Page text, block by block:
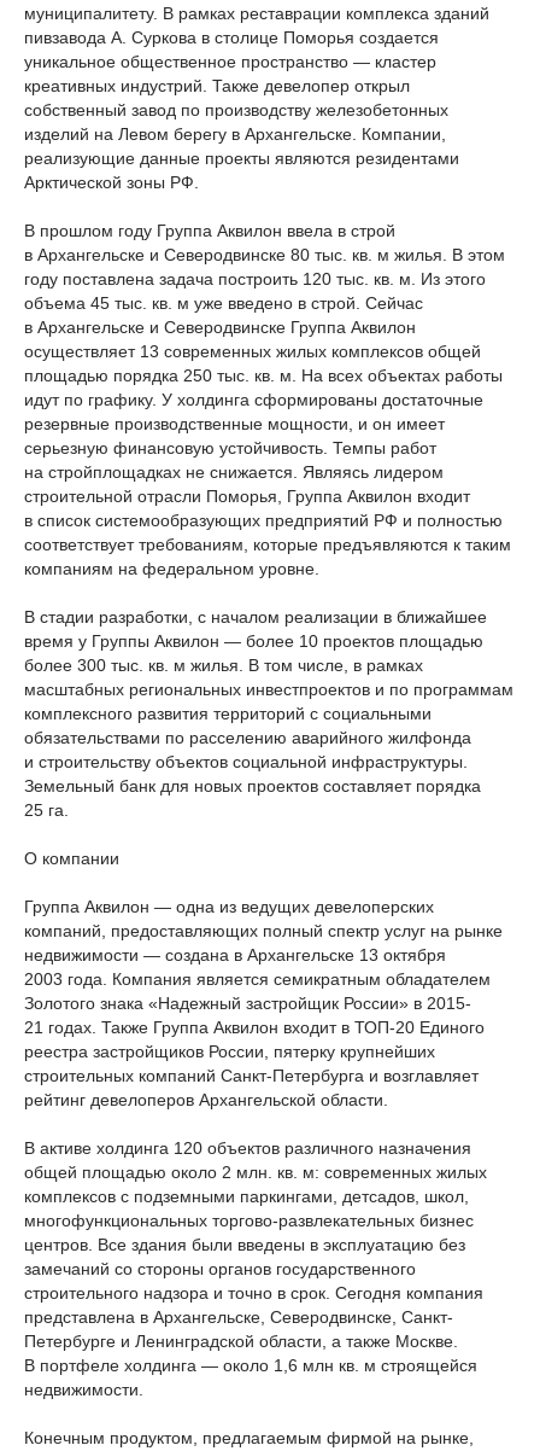
муниципалитету. В рамках реставрации комплекса зданий
пивзавода А. Суркова в столице Поморья создается
уникальное общественное пространство — кластер
креативных индустрий. Также девелопер открыл
собственный завод по производству железобетонных
изделий на Левом берегу в Архангельске. Компании,
реализующие данные проекты являются резидентами
Арктической зоны РФ.
В прошлом году Группа Аквилон ввела в строй
в Архангельске и Северодвинске 80 тыс. кв. м жилья. В этом
году поставлена задача построить 120 тыс. кв. м. Из этого
объема 45 тыс. кв. м уже введено в строй. Сейчас
в Архангельске и Северодвинске Группа Аквилон
осуществляет 13 современных жилых комплексов общей
площадью порядка 250 тыс. кв. м. На всех объектах работы
идут по графику. У холдинга сформированы достаточные
резервные производственные мощности, и он имеет
серьезную финансовую устойчивость. Темпы работ
на стройплощадках не снижается. Являясь лидером
строительной отрасли Поморья, Группа Аквилон входит
в список системообразующих предприятий РФ и полностью
соответствует требованиям, которые предъявляются к таким
компаниям на федеральном уровне.
В стадии разработки, с началом реализации в ближайшее
время у Группы Аквилон — более 10 проектов площадью
более 300 тыс. кв. м жилья. В том числе, в рамках
масштабных региональных инвестпроектов и по программам
комплексного развития территорий с социальными
обязательствами по расселению аварийного жилфонда
и строительству объектов социальной инфраструктуры.
Земельный банк для новых проектов составляет порядка
25 га.
О компании
Группа Аквилон — одна из ведущих девелоперских
компаний, предоставляющих полный спектр услуг на рынке
недвижимости — создана в Архангельске 13 октября
2003 года. Компания является семикратным обладателем
Золотого знака «Надежный застройщик России» в 2015-
21 годах. Также Группа Аквилон входит в ТОП-20 Единого
реестра застройщиков России, пятерку крупнейших
строительных компаний Санкт-Петербурга и возглавляет
рейтинг девелоперов Архангельской области.
В активе холдинга 120 объектов различного назначения
общей площадью около 2 млн. кв. м: современных жилых
комплексов с подземными паркингами, детсадов, школ,
многофункциональных торгово-развлекательных бизнес
центров. Все здания были введены в эксплуатацию без
замечаний со стороны органов государственного
строительного надзора и точно в срок. Сегодня компания
представлена в Архангельске, Северодвинске, Санкт-
Петербурге и Ленинградской области, а также Москве.
В портфеле холдинга — около 1,6 млн кв. м строящейся
недвижимости.
Конечным продуктом, предлагаемым фирмой на рынке,